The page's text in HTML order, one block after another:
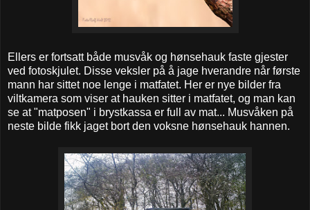
Ellers er fortsatt både musvåk og hønsehauk faste gjester
ved fotoskjulet. Disse veksler på å jage hverandre når første
mann har sittet noe lenge i matfatet. Her er nye bilder fra
viltkamera som viser at hauken sitter i matfatet, og man kan
se at "matposen" i brystkassa er full av mat... Musvåken på
neste bilde fikk jaget bort den voksne hønsehauk hannen.